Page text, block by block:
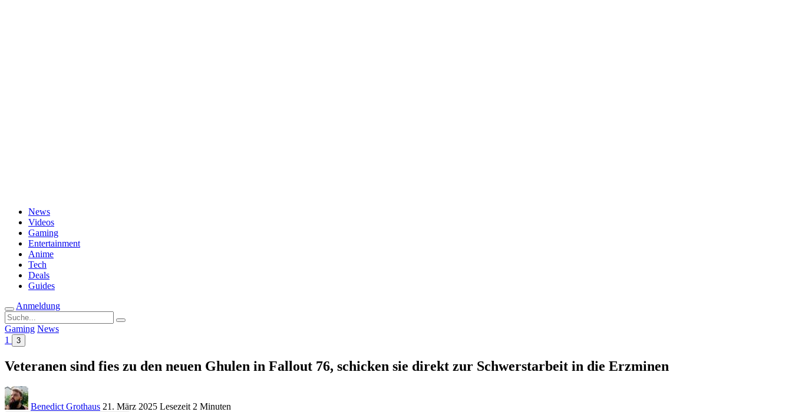
News
Videos
Gaming
Entertainment
Anime
Tech
Deals
Guides
Anmeldung
Suche
nach:
Gaming News
1
3
Veteranen sind fies zu den neuen Ghulen in Fallout 76, schicken sie direkt zur Schwerstarbeit in die Erzminen
Benedict Grothaus 21. März 2025 Lesezeit 2 Minuten